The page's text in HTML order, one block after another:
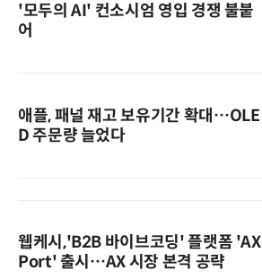
'모두의 AI' 컨소시엄 영입 경쟁 불붙
어
애플, 패널 재고 보유기간 확대…OLE
D 주문량 늘었다
웹케시,'B2B 바이브코딩' 플랫폼 'AX
Port' 출시…AX 시장 본격 공략